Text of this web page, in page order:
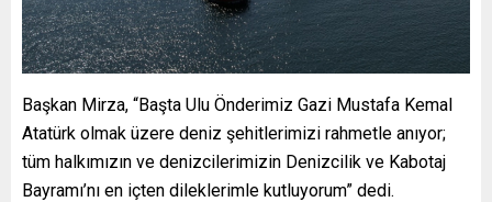
Başkan Mirza, “Başta Ulu Önderimiz Gazi Mustafa Kemal
Atatürk olmak üzere deniz şehitlerimizi rahmetle anıyor;
tüm halkımızın ve denizcilerimizin Denizcilik ve Kabotaj
Bayramı’nı en içten dileklerimle kutluyorum” dedi.